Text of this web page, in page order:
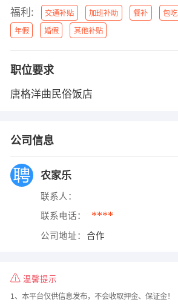
福利:
交通补贴 加班补助 餐补 包吃
年假 婚假 其他补贴
职位要求
唐格洋曲民俗饭店
公司信息
农家乐
联系人：
联系电话： ****
公司地址： 合作
温馨提示
1、本平台仅供信息发布，不会收取押金、保证金！